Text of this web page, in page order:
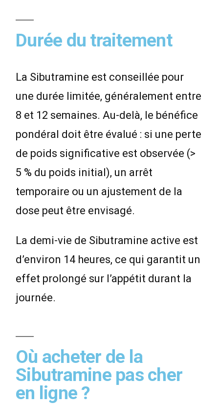
Durée du traitement
La Sibutramine est conseillée pour
une durée limitée, généralement entre
8 et 12 semaines. Au-delà, le bénéfice
pondéral doit être évalué : si une perte
de poids significative est observée (>
5 % du poids initial), un arrêt
temporaire ou un ajustement de la
dose peut être envisagé.
La demi-vie de Sibutramine active est
d’environ 14 heures, ce qui garantit un
effet prolongé sur l’appétit durant la
journée.
Où acheter de la
Sibutramine pas cher
en ligne ?